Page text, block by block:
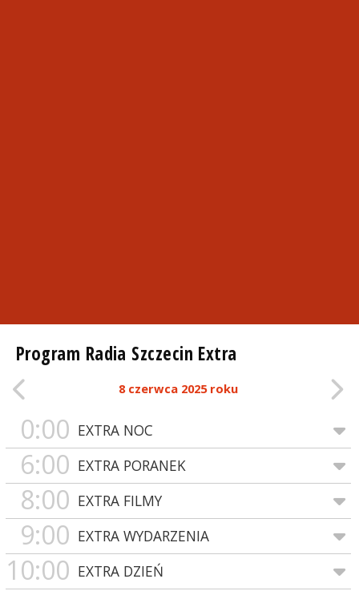
Program Radia Szczecin Extra
8 czerwca 2025 roku
0:00 EXTRA NOC
6:00 EXTRA PORANEK
8:00 EXTRA FILMY
9:00 EXTRA WYDARZENIA
10:00 EXTRA DZIEŃ